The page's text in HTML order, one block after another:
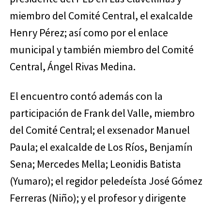
miembro del Comité Central, el exalcalde
Henry Pérez; así como por el enlace
municipal y también miembro del Comité
Central, Ángel Rivas Medina.
El encuentro contó además con la
participación de Frank del Valle, miembro
del Comité Central; el exsenador Manuel
Paula; el exalcalde de Los Ríos, Benjamín
Sena; Mercedes Mella; Leonidis Batista
(Yumaro); el regidor peledeísta José Gómez
Ferreras (Niño); y el profesor y dirigente